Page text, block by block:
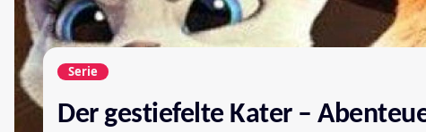
Serie
Der gestiefelte Kater –